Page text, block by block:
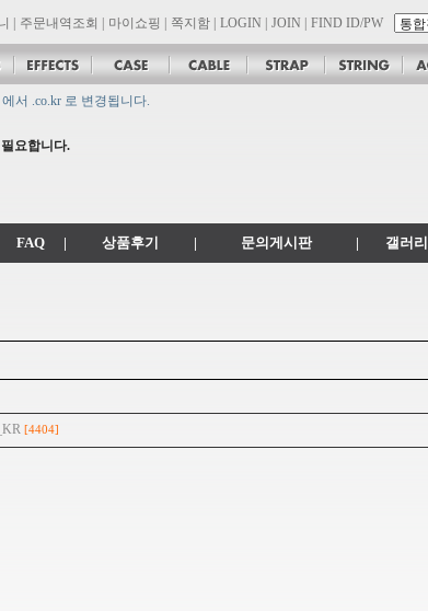
주문내역조회 마이쇼핑 쪽지함 LOGIN JOIN FIND ID/PW
서 .co.kr 로 변경됩니다.
레치기타, 잭슨기타 한국 총판 톤퀘스트!!
요합니다.
FAQ | 상품후기 | 문의게시판 | 갤러리
[4404]